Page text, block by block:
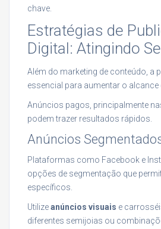
chave.
Estratégias de
Digital: Atingindo
Além do marketing de conteúdo, a
essencial para aumentar o alcance
Anúncios pagos, principalmente
podem trazer resultados rápidos.
Anúncios
Plataformas como Facebook e
opções de segmentação que
específicos.
Utilizeanúncios visuais e
diferentes semijoias ou